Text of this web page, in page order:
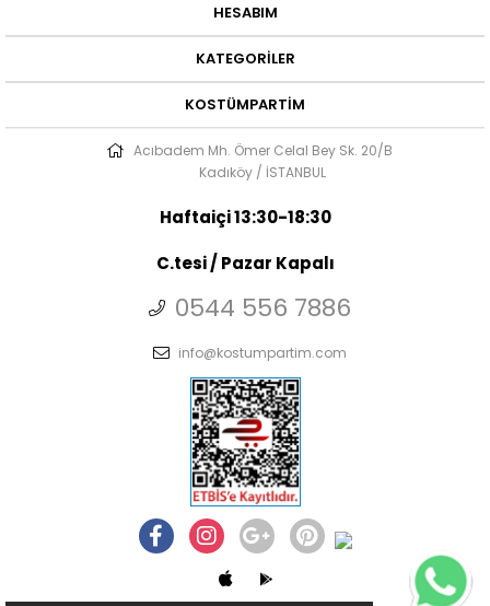
HESABIM
KATEGORILER
KOSTÜMPARTIM
Acıbadem Mh. Ömer Celal Bey Sk. 20/B
Kadıköy / İSTANBUL
Haftaiçi 13:30-18:30
C.tesi / Pazar Kapalı
0544 556 7886
info@kostumpartim.com